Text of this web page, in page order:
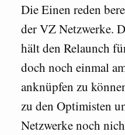
Die Einen reden
der VZ Netzwerke.
hält den Relaunch
doch noch einmal
anknüpfen zu
zu den Optimisten
Netzwerke noch